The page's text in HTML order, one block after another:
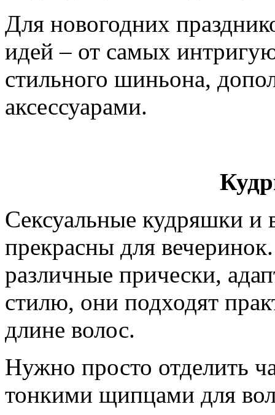
Для новогодних
идей – от самых
стильного шиньона,
аксессуарами.
Сексуальные кудряшки и
прекрасны для
различные прически,
стилю, они подходят
длине волос.
Нужно просто отделить
тонкими щипцами для